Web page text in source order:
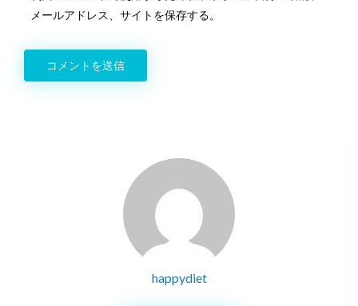
メールアドレス、サイトを保存する。
happydiet